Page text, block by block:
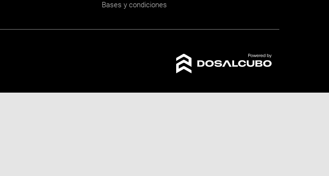
Bases y condiciones